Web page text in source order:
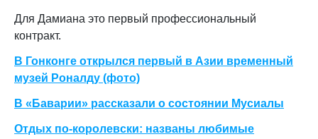
Для Дамиана это первый профессиональный
контракт.
В Гонконге открылся первый в Азии временный
музей Роналду (фото)
В «Баварии» рассказали о состоянии Мусиалы
Отдых по-королевски: названы любимые